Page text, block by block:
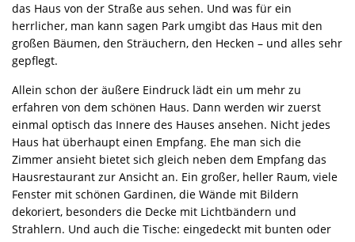
das Haus von der Straße aus sehen. Und was für ein
herrlicher, man kann sagen Park umgibt das Haus mit den
großen Bäumen, den Sträuchern, den Hecken – und alles sehr
gepflegt.
Allein schon der äußere Eindruck lädt ein um mehr zu
erfahren von dem schönen Haus. Dann werden wir zuerst
einmal optisch das Innere des Hauses ansehen. Nicht jedes
Haus hat überhaupt einen Empfang. Ehe man sich die
Zimmer ansieht bietet sich gleich neben dem Empfang das
Hausrestaurant zur Ansicht an. Ein großer, heller Raum, viele
Fenster mit schönen Gardinen, die Wände mit Bildern
dekoriert, besonders die Decke mit Lichtbändern und
Strahlern. Und auch die Tische: eingedeckt mit bunten oder